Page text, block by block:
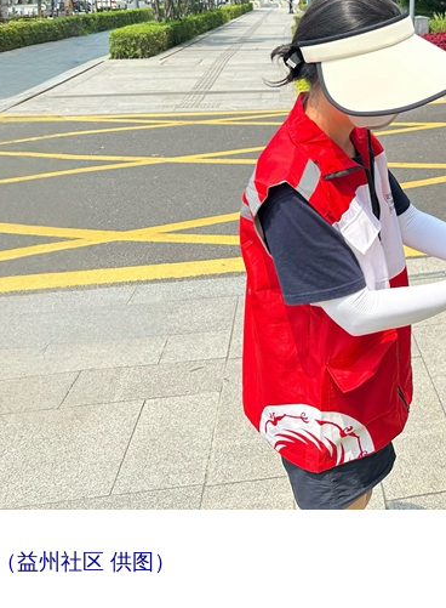
益州社区 供图）